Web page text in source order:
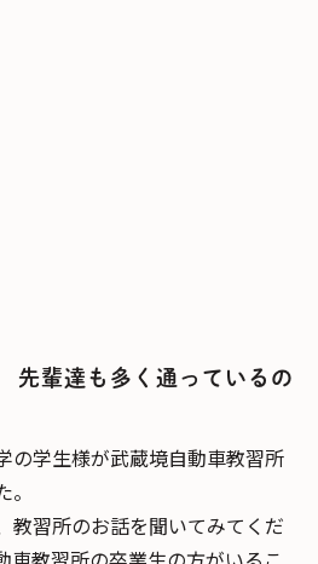
輩達も多く通っているの
の学生様が武蔵境自動車教習所
教習所のお話を聞いてみてくだ